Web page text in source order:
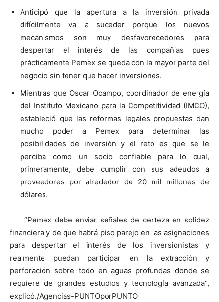
Anticipó que la apertura a la inversión privada
difícilmente va a suceder porque los nuevos
mecanismos son muy desfavorecedores para
despertar el interés de las compañías pues
prácticamente Pemex se queda con la mayor parte del
negocio sin tener que hacer inversiones.
Mientras que Oscar Ocampo, coordinador de energía
del Instituto Mexicano para la Competitividad (IMCO),
estableció que las reformas legales propuestas dan
mucho poder a Pemex para determinar las
posibilidades de inversión y el reto es que se le
perciba como un socio confiable para lo cual,
primeramente, debe cumplir con sus adeudos a
proveedores por alrededor de 20 mil millones de
dólares.
“Pemex debe enviar señales de certeza en solidez
financiera y de que habrá piso parejo en las asignaciones
para despertar el interés de los inversionistas y
realmente puedan participar en la extracción y
perforación sobre todo en aguas profundas donde se
requiere de grandes estudios y tecnología avanzada”,
explicó./Agencias-PUNTOporPUNTO